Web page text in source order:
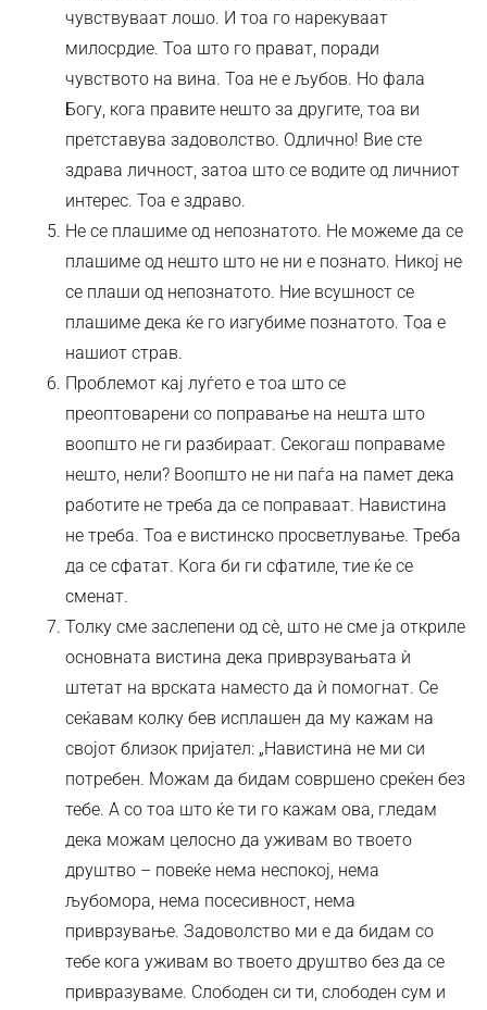
чувствуваат лошо. И тоа го нарекуваат
милосрдие. Тоа што го прават, поради
чувството на вина. Тоа не е љубов. Но фала
Богу, кога правите нешто за другите, тоа ви
претставува задоволство. Одлично! Вие сте
здрава личност, затоа што се водите од личниот
интерес. Тоа е здраво.
Не се плашиме од непознатото. Не можеме да се
плашиме од нешто што не ни е познато. Никој не
се плаши од непознатото. Ние всушност се
плашиме дека ќе го изгубиме познатото. Тоа е
нашиот страв.
Проблемот кај луѓето е тоа што се
преоптоварени со поправање на нешта што
воопшто не ги разбираат. Секогаш поправаме
нешто, нели? Воопшто не ни паѓа на памет дека
работите не треба да се поправаат. Навистина
не треба. Тоа е вистинско просветлување. Треба
да се сфатат. Кога би ги сфатиле, тие ќе се
сменат.
Толку сме заслепени од сѐ, што не сме ја откриле
основната вистина дека приврзувањата ѝ
штетат на врската наместо да ѝ помогнат. Се
сеќавам колку бев исплашен да му кажам на
својот близок пријател: „Навистина не ми си
потребен. Можам да бидам совршено среќен без
тебе. А со тоа што ќе ти го кажам ова, гледам
дека можам целосно да уживам во твоето
друштво – повеќе нема неспокој, нема
љубомора, нема посесивност, нема
приврзување. Задоволство ми е да бидам со
тебе кога уживам во твоето друштво без да се
привразуваме. Слободен си ти, слободен сум и